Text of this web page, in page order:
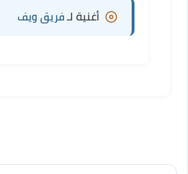
أغنية لـ فريق ويف